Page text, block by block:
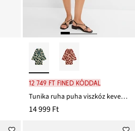
12 749 Ft FINED kóddal
Tunika ruha puha viszkóz keverékből
14 999 Ft